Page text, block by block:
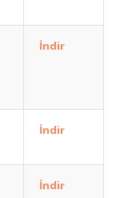
İndir
İndir
İndir